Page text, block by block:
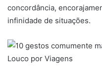
concordância,
infinidade de situações.